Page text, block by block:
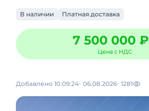
В наличии Платная доставка
7 500 000 ₽
Цена с НДС
Добавлено 10.09.24 06.08.2026 1281